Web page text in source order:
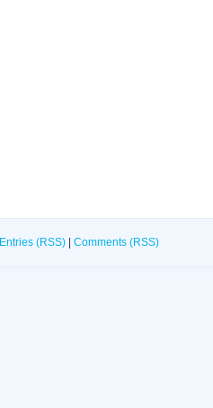
Entries (RSS) Comments (RSS)